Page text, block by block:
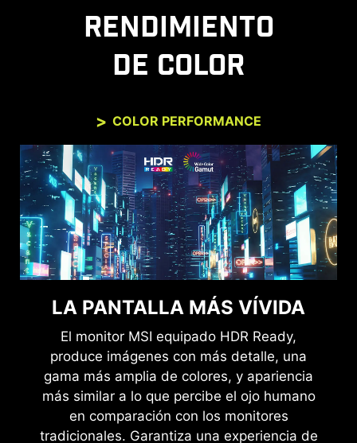
RENDIMIENTO
DE COLOR
COLOR PERFORMANCE
LA PANTALLA MÁS VÍVIDA
El monitor MSI equipado HDR Ready,
produce imágenes con más detalle, una
gama más amplia de colores, y apariencia
más similar a lo que percibe el ojo humano
en comparación con los monitores
tradicionales. Garantiza una experiencia de